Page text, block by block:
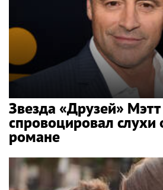
Звезда «Друзей»
спровоцировал слухи
романе